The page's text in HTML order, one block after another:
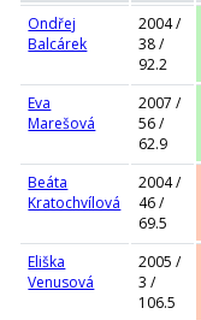
Ondřej
Balcárek
2004 /
38 /
92.2
Eva
Marešová
2007 /
56 /
62.9
Beáta
Kratochvílová
2004 /
46 /
69.5
Eliška
Venusová
2005 /
3 /
106.5